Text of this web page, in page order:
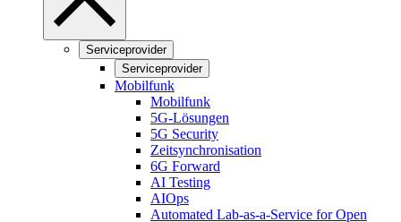
Serviceprovider
Serviceprovider
Mobilfunk
Mobilfunk
5G-Lösungen
5G Security
Zeitsynchronisation
6G Forward
AI Testing
AIOps
Automated Lab-as-a-Service for Open